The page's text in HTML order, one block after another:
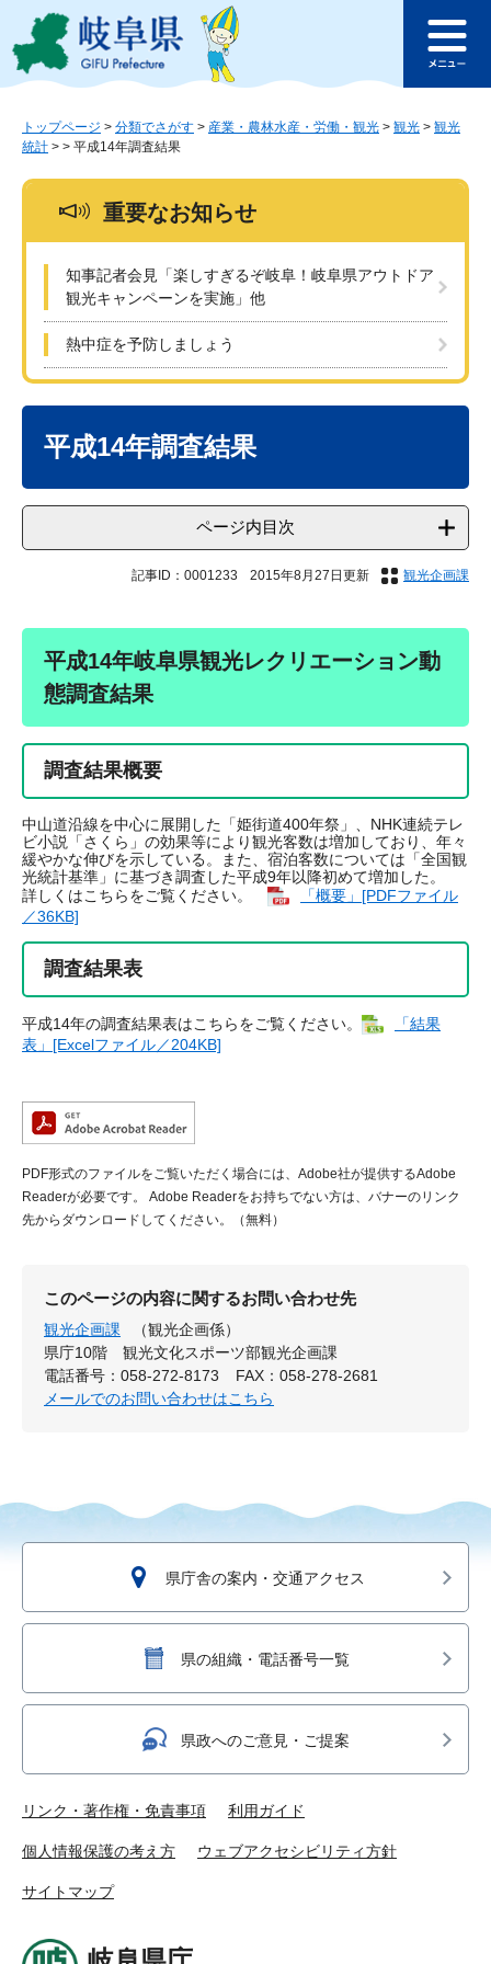
ジ
ュ
このページの本文へ
ュ
トップページ > 分類でさがす > 産業・農林水産・労働・観光 > 観光 > 観光
統計 > > 平成14年調査結果
重要なお知らせ
知事記者会見「楽しすぎるぞ岐阜！岐阜県アウトドア
観光キャンペーンを実施」他
熱中症を予防しましょう
平成14年調査結果
ページ内目次
記事ID：0001233 2015年8月27日更新 観光企画課
平成14年岐阜県観光レクリエーション動
態調査結果
調査結果概要
中山道沿線を中心に展開した「姫街道400年祭」、NHK連続テレ
ビ小説「さくら」の効果等により観光客数は増加しており、年々
緩やかな伸びを示している。また、宿泊客数については「全国観
光統計基準」に基づき調査した平成9年以降初めて増加した。
詳しくはこちらをご覧ください。
「概要」[PDFファイル
／36KB]
調査結果表
平成14年の調査結果表はこちらをご覧ください。
「結果
表」[Excelファイル／204KB]
PDF形式のファイルをご覧いただく場合には、Adobe社が提供するAdobe
Readerが必要です。
Adobe Readerをお持ちでない方は、バナーのリンク
先からダウンロードしてください。（無料）
このページの内容に関するお問い合わせ先
観光企画課
（観光企画係）
県庁10階 観光文化スポーツ部観光企画課
電話番号：058-272-8173
FAX：058-278-2681
メールでのお問い合わせはこちら
県庁舎の案内・交通アクセス
県の組織・電話番号一覧
県政へのご意見・ご提案
リンク・著作権・免責事項 利用ガイド
個人情報保護の考え方 ウェブアクセシビリティ方針
サイトマップ